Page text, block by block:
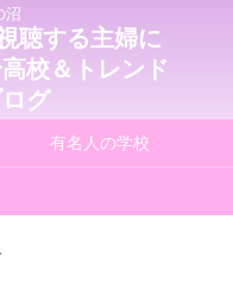
沼
聴する主婦に
校＆トレンド
グ
有名人の学校